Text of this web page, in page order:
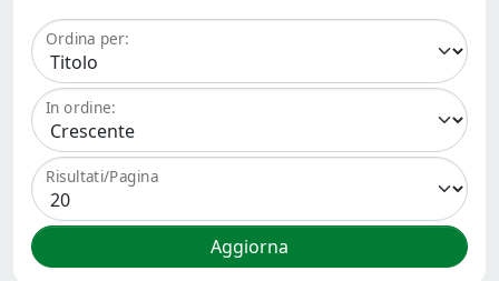
Ordina per:
In ordine:
Risultati/Pagina